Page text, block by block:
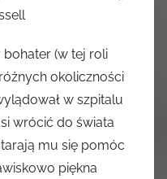
bohater (w tej roli
okoliczności
w szpitalu
wrócić do świata
mu się pomóc
piękna